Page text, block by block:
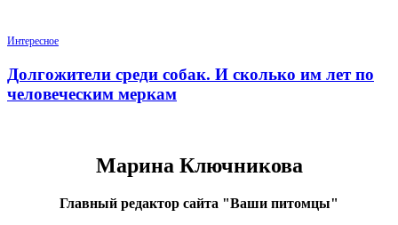
Интересное
Долгожители среди собак. И сколько им лет по
человеческим меркам
Марина Ключникова
Главный редактор сайта "Ваши питомцы"